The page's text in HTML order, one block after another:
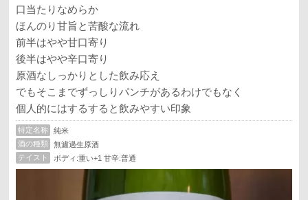
口当たりなめらか
ほんのり甘旨と苦酸な流れ
前半はやや甘口寄り
後半はやや辛口寄り
原酒なしっかりとした飲み応え
でもそこまでずっしりパンチがあるわけでもなく
個人的にはするすると飲みやすい印象
特定名称
純米
酒の種類
無濾過生原酒
テイスト
ボディ:重い+1 甘辛:普通